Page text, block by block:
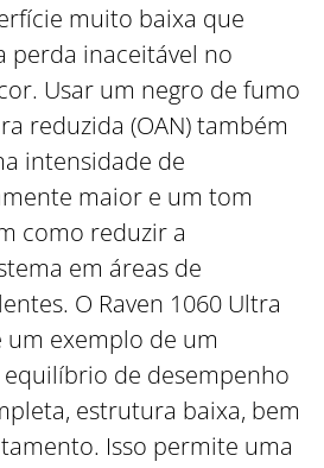
muito baixa que
perda inaceitável no
Usar um negro de fumo
reduzida (OAN) também
intensidade de
maior e um tom
como reduzir a
em áreas de
O Raven 1060 Ultra
um exemplo de um
de desempenho
estrutura baixa, bem
Isso permite uma